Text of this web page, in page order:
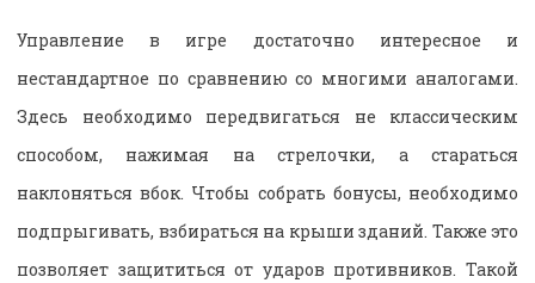
Управление в игре достаточно интересное и
нестандартное по сравнению со многими аналогами.
Здесь необходимо передвигаться не классическим
способом, нажимая на стрелочки, а стараться
наклоняться вбок. Чтобы собрать бонусы, необходимо
подпрыгивать, взбираться на крыши зданий. Также это
позволяет защититься от ударов противников. Такой